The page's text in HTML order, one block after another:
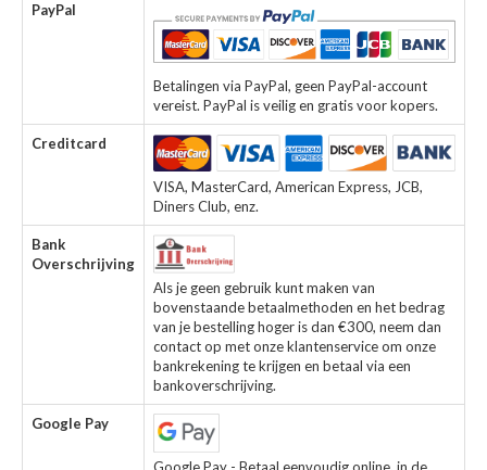
PayPal
Betalingen via PayPal, geen PayPal-account
vereist. PayPal is veilig en gratis voor kopers.
Creditcard
VISA, MasterCard, American Express, JCB,
Diners Club, enz.
Bank
Overschrijving
Als je geen gebruik kunt maken van
bovenstaande betaalmethoden en het bedrag
van je bestelling hoger is dan €300, neem dan
contact op met onze klantenservice om onze
bankrekening te krijgen en betaal via een
bankoverschrijving.
Google Pay